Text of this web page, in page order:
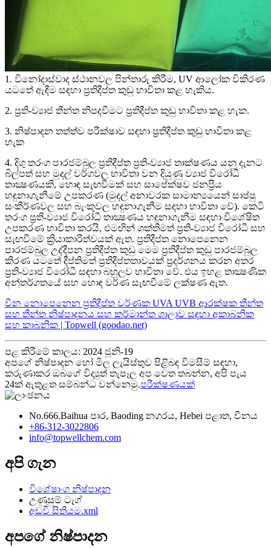
1. විනෝදාස්වාද ස්ථානවල පින්තාරු කිරීම, UV ආලෝක විකිරණ
යටතේ ඇඳීම සඳහා ප්‍රතිදීප්ත කුඩු භාවිතා කළ හැකිය.
2. ප්‍රති-ව්‍යාජ තීන්ත නිපදවීමට ප්‍රතිදීප්ත කුඩු භාවිතා කළ හැක.
3. නිෂ්පාදන තත්ත්ව පරීක්ෂාව සඳහා ප්‍රතිදීප්ත කුඩු භාවිතා කළ
හැක
4. දිගු තරංග පාරජම්බුල ප්‍රතිදීප්ත ප්‍රති-ව්‍යාජ තාක්ෂණය යනු දැනට
බිල්පත් සහ මුදල් වර්ගවල භාවිතා වන දියුණු ව්‍යාජ විරෝධී
තාක්‍ෂණයකි, හොඳ සැඟවීමක් සහ සාපේක්ෂව ජනප්‍රිය
හඳුනාගැනීමේ උපකරණ (මුදල් අනාවරක සාමාන්‍යයෙන් සාප්පු
සංකීර්ණවල සහ බැංකුවල හඳුනාගැනීම සඳහා භාවිතා වේ). කෙටි
තරංග ප්‍රති-ව්‍යාජ විරෝධී තාක්‍ෂණය හඳුනාගැනීම සඳහා විශේෂිත
උපකරණ භාවිතා කරයි, එමඟින් ශක්තිමත් ප්‍රති-ව්‍යාජ විරෝධී සහ
සැඟවීමේ ක්‍රියාකාරිත්වයක් ඇත. ප්‍රතිදීප්ත නොපෙනෙන
පාරජම්බුල උද්දීපන ප්‍රතිදීප්ත කුඩු මෙම ප්‍රතිදීප්ත කුඩු පාරජම්බුල
කිරණ යටතේ දීප්තිමත් ප්‍රතිදීප්තතාවයක් ප්‍රදර්ශනය කරන අතර
ප්‍රති-ව්‍යාජ විරෝධී සඳහා බහුලව භාවිතා වේ. එය ඉහළ තාක්‍ෂණික
අන්තර්ගතයේ සහ හොඳ වර්ණ සැඟවීමේ ලක්ෂණ ඇත.
චීන නොපෙනෙන ප්‍රතිදීප්ත වර්ණක UVA UVB ආරක්ෂක තීන්ත
සහ තීන්ත නිෂ්පාදනය සහ කර්මාන්ත ශාලාව සඳහා අකාබනික
සහ කාබනික | Topwell (goodao.net)
පළ කිරීමේ කාලය: 2024 ජූනි-19
අපගේ නිෂ්පාදන හෝ මිල ලැයිස්තුව පිළිබඳ විමසීම් සඳහා,
කරුණාකර ඔබගේ විද්‍යුත් තැපෑල අප වෙත තබන්න, අපි පැය
24ක් ඇතුළත සම්බන්ධ වන්නෙමු.පරීක්ෂණයක්
No.666.Baihua පාර, Baoding නගරය, Hebei පළාත, චීනය
+86-312-3022806
info@topwellchem.com
අපි ගැන
විශේෂාංග නිෂ්පාදන
උණුසුම් ටැග්
අඩවි සිතියම.xml
අපගේ නිෂ්පාදන